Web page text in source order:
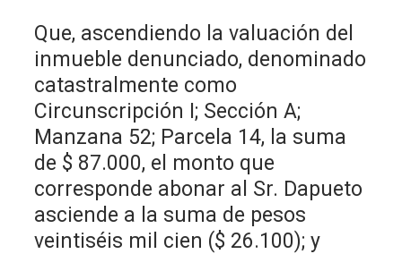
Que, ascendiendo la valuación del
inmueble denunciado, denominado
catastralmente como
Circunscripción I; Sección A;
Manzana 52; Parcela 14, la suma
de $ 87.000, el monto que
corresponde abonar al Sr. Dapueto
asciende a la suma de pesos
veintiséis mil cien ($ 26.100); y